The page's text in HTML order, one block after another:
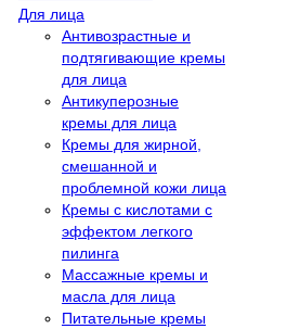
Для лица
Антивозрастные и
подтягивающие кремы
для лица
Антикуперозные
кремы для лица
Кремы для жирной,
смешанной и
проблемной кожи лица
Кремы с кислотами с
эффектом легкого
пилинга
Массажные кремы и
масла для лица
Питательные кремы